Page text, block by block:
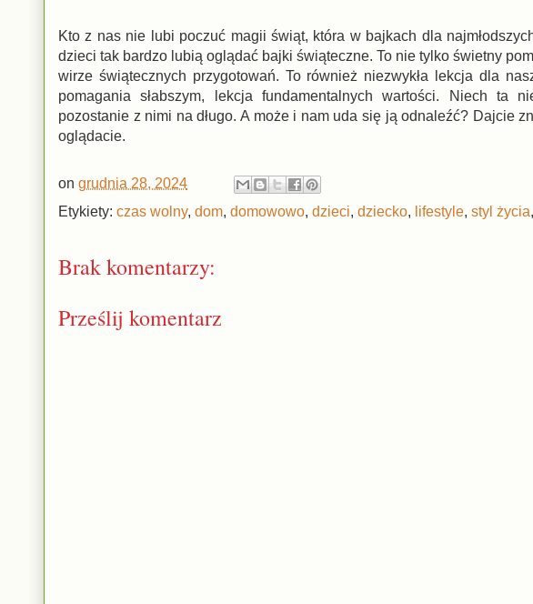
Kto z nas nie lubi poczuć magii świąt, która w bajkach dla
dzieci tak bardzo lubią oglądać bajki świąteczne. To nie tylko świetny
wirze świątecznych przygotowań. To również niezwykła lekcja dla
pomagania słabszym, lekcja fundamentalnych wartości. Niech ta
pozostanie z nimi na długo. A może i nam uda się ją odnaleźć? Dajcie
oglądacie.
on grudnia 28, 2024
Etykiety: czas wolny, dom, domowowo, dzieci, dziecko, lifestyle, styl życia,
Brak komentarzy:
Prześlij komentarz